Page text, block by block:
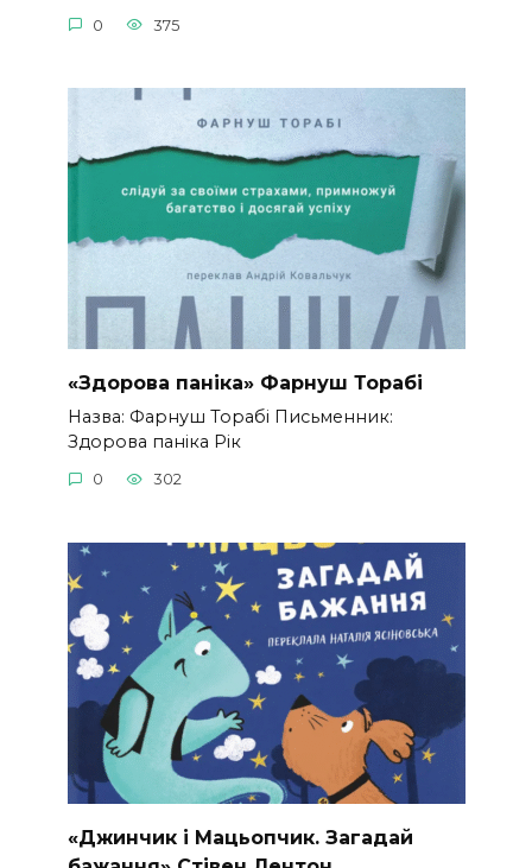
0 375
«Здорова паніка» Фарнуш Торабі
Назва: Фарнуш Торабі Письменник:
Здорова паніка Рік
0 302
«Джинчик і Мацьопчик. Загадай